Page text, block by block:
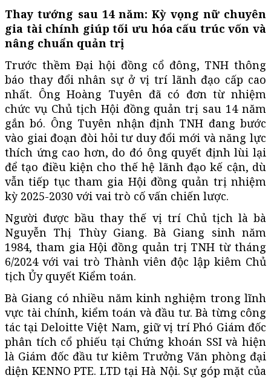
Thay tướng sau 14 năm: Kỳ vọng nữ chuyên
gia tài chính giúp tối ưu hóa cấu trúc vốn và
nâng chuẩn quản trị
Trước thềm Đại hội đồng cổ đông, TNH thông
báo thay đổi nhân sự ở vị trí lãnh đạo cấp cao
nhất. Ông Hoàng Tuyên đã có đơn từ nhiệm
chức vụ Chủ tịch Hội đồng quản trị sau 14 năm
gắn bó. Ông Tuyên nhận định TNH đang bước
vào giai đoạn đòi hỏi tư duy đổi mới và năng lực
thích ứng cao hơn, do đó ông quyết định lùi lại
để tạo điều kiện cho thế hệ lãnh đạo kế cận, dù
vẫn tiếp tục tham gia Hội đồng quản trị nhiệm
kỳ 2025-2030 với vai trò cố vấn chiến lược.
Người được bầu thay thế vị trí Chủ tịch là bà
Nguyễn Thị Thùy Giang. Bà Giang sinh năm
1984, tham gia Hội đồng quản trị TNH từ tháng
6/2024 với vai trò Thành viên độc lập kiêm Chủ
tịch Ủy quyết Kiểm toán.
Bà Giang có nhiều năm kinh nghiệm trong lĩnh
vực tài chính, kiểm toán và đầu tư. Bà từng công
tác tại Deloitte Việt Nam, giữ vị trí Phó Giám đốc
phân tích cổ phiếu tại Chứng khoán SSI và hiện
là Giám đốc đầu tư kiêm Trưởng Văn phòng đại
diện KENNO PTE. LTD tại Hà Nội. Sự góp mặt của